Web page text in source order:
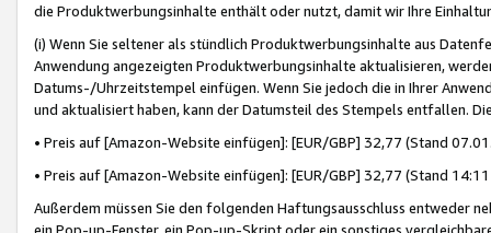
die Produktwerbungsinhalte enthält oder nutzt, damit wir Ihre
(i) Wenn Sie seltener als stündlich Produktwerbungsinhalte aus
Anwendung angezeigten Produktwerbungsinhalte aktualisieren,
Datums-/Uhrzeitstempel einfügen. Wenn Sie jedoch die in Ihrer
und aktualisiert haben, kann der Datumsteil des Stempels entfallen.
• Preis auf [Amazon-Website einfügen]: [EUR/GBP] 32,77 (Stand
• Preis auf [Amazon-Website einfügen]: [EUR/GBP] 32,77 (Stand
Außerdem müssen Sie den folgenden Haftungsausschluss entweder
ein Pop-up-Fenster, ein Pop-up-Skript oder ein sonstiges